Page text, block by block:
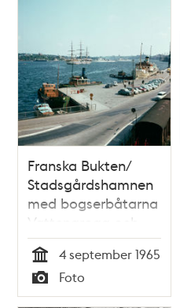
Franska Bukten/
Stadsgårdshamnen
med bogserbåtarna
Vattengrogg och
Starkgrogg. På
Strömmen italienska
segelfartyget
Amerigo Vespucci
Tid
4 september 1965
Typ
Foto